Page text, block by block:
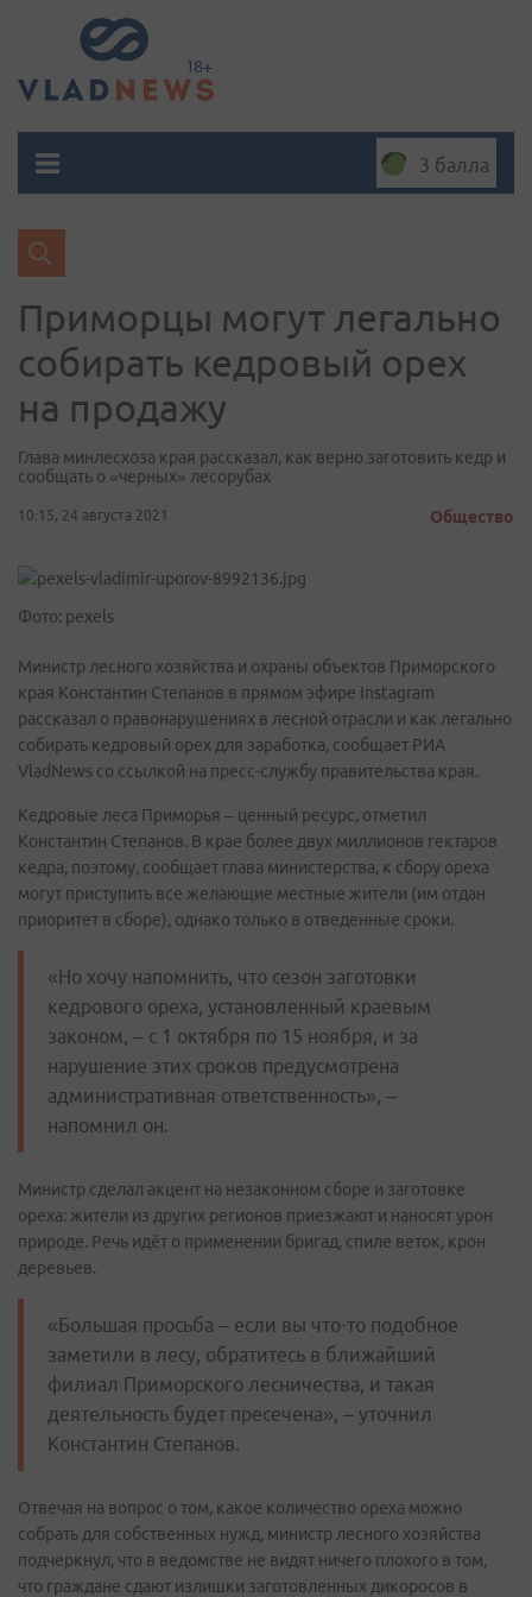
3 балла
Приморцы могут легально
собирать кедровый орех
на продажу
Глава минлесхоза края рассказал, как верно заготовить кедр и
сообщать о «черных» лесорубах
10:15, 24 августа 2021 Общество
Фото: pexels
Министр лесного хозяйства и охраны объектов Приморского
края Константин Степанов в прямом эфире Instagram
рассказал о правонарушениях в лесной отрасли и как легально
собирать кедровый орех для заработка, сообщает РИА
VladNews cо ссылкой на пресс-службу правительства края.
Кедровые леса Приморья – ценный ресурс, отметил
Константин Степанов. В крае более двух миллионов гектаров
кедра, поэтому, сообщает глава министерства, к сбору ореха
могут приступить все желающие местные жители (им отдан
приоритет в сборе), однако только в отведенные сроки.
«Но хочу напомнить, что сезон заготовки
кедрового ореха, установленный краевым
законом, – с 1 октября по 15 ноября, и за
нарушение этих сроков предусмотрена
административная ответственность», –
напомнил он.
Министр сделал акцент на незаконном сборе и заготовке
ореха: жители из других регионов приезжают и наносят урон
природе. Речь идёт о применении бригад, спиле веток, крон
деревьев.
«Большая просьба – если вы что-то подобное
заметили в лесу, обратитесь в ближайший
филиал Приморского лесничества, и такая
деятельность будет пресечена», – уточнил
Константин Степанов.
Отвечая на вопрос о том, какое количество ореха можно
собрать для собственных нужд, министр лесного хозяйства
подчеркнул, что в ведомстве не видят ничего плохого в том,
что граждане сдают излишки заготовленных дикоросов в